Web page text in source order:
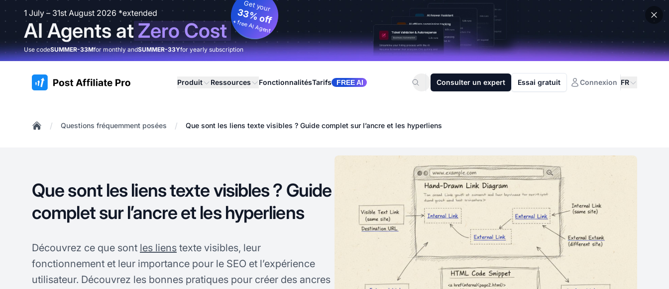
1 July – 31st August 2026 *extended
AI Agents atZero Cost
Get your
33% off
+ free AI Agent
Use codeSUMMER-33Mfor monthly andSUMMER-33Yfor yearly subscription
:site.title Produit Ressources FonctionnalitésTarifs FREE AI Consulter un expert Essai gratuit Connexion FR
/ Questions fréquemment posées / Que sont les liens texte visibles ? Guide complet sur l’ancre et les hyperliens
Que sont les liens texte visibles ? Guide
complet sur l’ancre et les hyperliens
Découvrez ce que sont les liens texte visibles, leur
fonctionnement et leur importance pour le SEO et l’expérience
utilisateur. Découvrez les bonnes pratiques pour créer des ancres